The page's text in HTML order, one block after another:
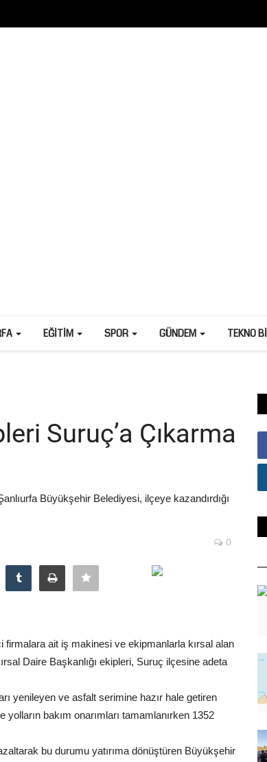
EĞITIM SPOR GÜNDEM TEKNO
Suruç’a Çıkarma
Büyükşehir Belediyesi, ilçeye kazandırdığı
0
ait iş makinesi ve ekipmanlarla kırsal alan
Daire Başkanlığı ekipleri, Suruç ilçesine adeta
yenileyen ve asfalt serimine hazır hale getiren
bakım onarımları tamamlanırken 1352
bu durumu yatırıma dönüştüren Büyükşehir